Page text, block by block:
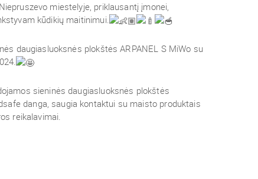
miestelyje, priklausantį įmonei,
kūdikių maitinimui.
daugiasluoksnės plokštės ARPANEL S MiWo su
sieninės daugiasluoksnės plokštės
danga, saugia kontaktui su maisto produktais
reikalavimai.